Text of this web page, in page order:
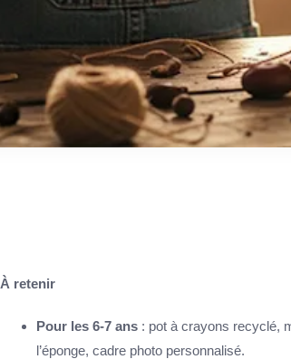
À retenir
Pour les 6-7 ans : pot à crayons recyclé,
l’éponge, cadre photo personnalisé.